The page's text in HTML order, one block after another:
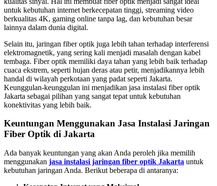
untuk kebutuhan internet berkecepatan tinggi, streaming video
berkualitas 4K, gaming online tanpa lag, dan kebutuhan besar
lainnya dalam dunia digital.
Selain itu, jaringan fiber optik juga lebih tahan terhadap interferensi
elektromagnetik, yang sering kali menjadi masalah dengan kabel
tembaga. Fiber optik memiliki daya tahan yang lebih baik terhadap
cuaca ekstrem, seperti hujan deras atau petir, menjadikannya lebih
handal di wilayah perkotaan yang padat seperti Jakarta.
Keunggulan-keunggulan ini menjadikan jasa instalasi fiber optik
Jakarta sebagai pilihan yang sangat tepat untuk kebutuhan
konektivitas yang lebih baik.
Keuntungan Menggunakan Jasa Instalasi Jaringan
Fiber Optik di Jakarta
Ada banyak keuntungan yang akan Anda peroleh jika memilih
menggunakan jasa instalasi jaringan fiber optik Jakarta untuk
kebutuhan jaringan Anda. Berikut beberapa di antaranya: